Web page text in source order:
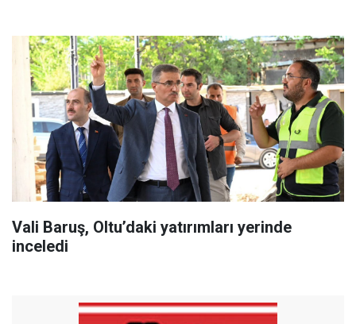
Vali Baruş, Oltu’daki yatırımları yerinde
inceledi